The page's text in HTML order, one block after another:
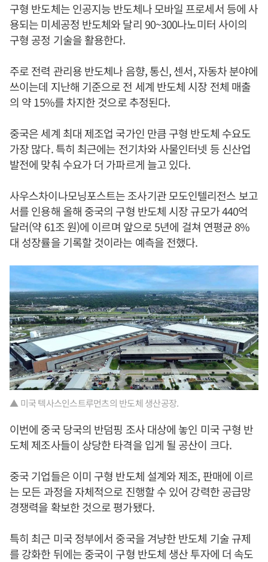
구형 반도체는 인공지능 반도체나 모바일 프로세서 등에 사
용되는 미세공정 반도체와 달리 90~300나노미터 사이의
구형 공정 기술을 활용한다.
주로 전력 관리용 반도체나 음향, 통신, 센서, 자동차 분야에
쓰이는데 지난해 기준으로 전 세계 반도체 시장 전체 매출
의 약 15%를 차지한 것으로 추정된다.
중국은 세계 최대 제조업 국가인 만큼 구형 반도체 수요도
가장 많다. 특히 최근에는 전기차와 사물인터넷 등 신산업
발전에 맞춰 수요가 더 가파르게 늘고 있다.
사우스차이나모닝포스트는 조사기관 모도인텔리전스 보고
서를 인용해 올해 중국의 구형 반도체 시장 규모가 440억
달러(약 61조 원)에 이르며 앞으로 5년에 걸쳐 연평균 8%
대 성장률을 기록할 것이라는 예측을 전했다.
▲ 미국 텍사스인스트루먼츠의 반도체 생산공장.
이번에 중국 당국의 반덤핑 조사 대상에 놓인 미국 구형 반
도체 제조사들이 상당한 타격을 입게 될 공산이 크다.
중국 기업들은 이미 구형 반도체 설계와 제조, 판매에 이르
는 모든 과정을 자체적으로 진행할 수 있어 강력한 공급망
경쟁력을 확보한 것으로 평가됐다.
특히 최근 미국 정부에서 중국을 겨냥한 반도체 기술 규제
를 강화한 뒤에는 중국이 구형 반도체 생산 투자에 더 속도